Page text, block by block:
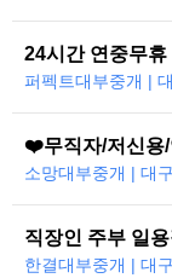
퍼펙트대부중개 |
소망대부중개 | 대구
직장인 주부 일
한결대부중개 | 대구